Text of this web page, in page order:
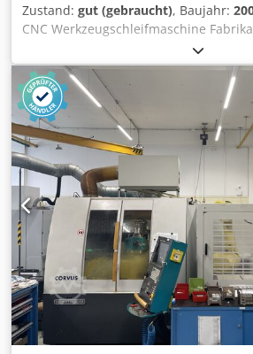
Zustand: gut (gebraucht), Baujahr:
CNC Werkzeugschleifmaschine
Corvus GDS 650 Baujahr 2007 CNC-
Software: Quinto 4.3 Software aktiv
2, 19, 21, 22, 30, 31, 32, 35 . - Fanuc
Kühlmittelanlage Verfahrwege: X-
300 mm Z-Achse 300 mm C-Achse
-60° Chodou A Dn Nspfx Al Tsa C’-
180° Schleifspindel:
Drehzahl 0 – 10'000 U/min. Max.
Aufnahme HSK 80 Max. Scheibenzahl 6
Werkstückspindelstock Vmax 180°/s
kW Aufnahme ISO 50 Präzision
Linearachsen 0.001 mm C-Achse
Länge 3100 mm Breite 1915 mm Höhe
8500 kg U Achse ist eingebaut mit
und Gegenspitze 6 Paletten Lader
32mm) 64 Plastik Buchsen Technische
vorbehalten